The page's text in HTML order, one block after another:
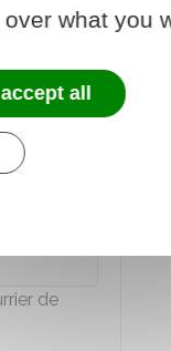
de
what you
all